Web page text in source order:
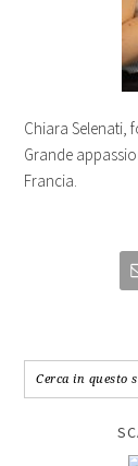
Chiara Selenati,
Grande
Francia.